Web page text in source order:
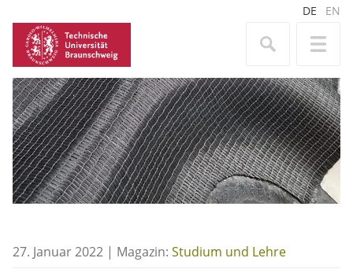
DE EN
27. Januar 2022 | Magazin: Studium und Lehre